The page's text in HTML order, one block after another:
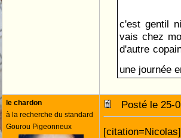
c'est gentil
vais chez
d'autre
une journée
le chardon
à la recherche du standard
Gourou Pigeonneux
Posté le 25-